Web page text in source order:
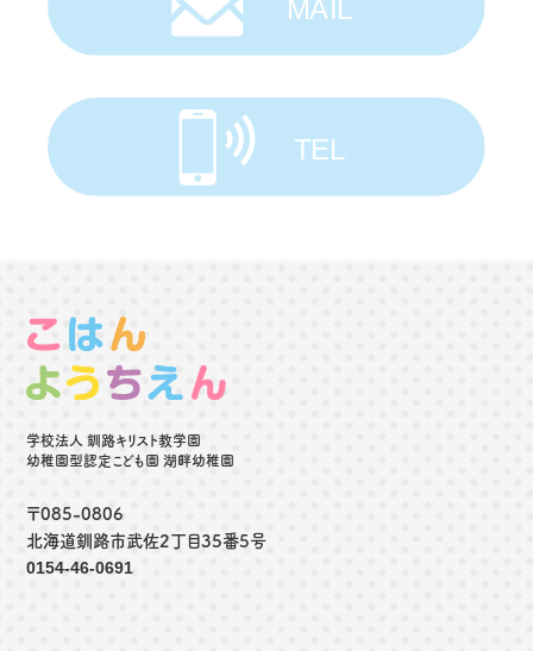
学校法人 釧路キリスト教学園
幼稚園型認定こども園 湖畔幼稚園
〒085-0806
北海道釧路市武佐2丁目35番5号
0154-46-0691